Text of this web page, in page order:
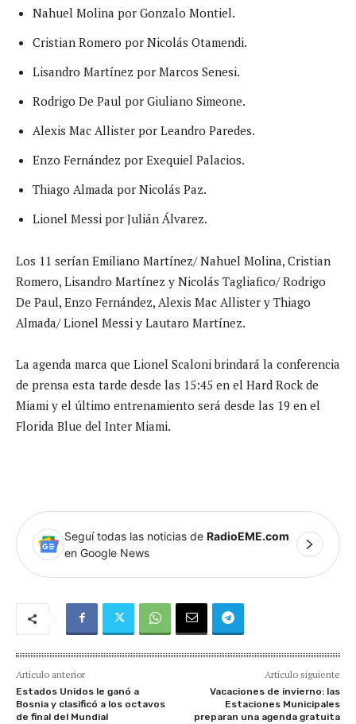
Nahuel Molina por Gonzalo Montiel.
Cristian Romero por Nicolás Otamendi.
Lisandro Martínez por Marcos Senesi.
Rodrigo De Paul por Giuliano Simeone.
Alexis Mac Allister por Leandro Paredes.
Enzo Fernández por Exequiel Palacios.
Thiago Almada por Nicolás Paz.
Lionel Messi por Julián Álvarez.
Los 11 serían Emiliano Martínez/ Nahuel Molina, Cristian
Romero, Lisandro Martínez y Nicolás Tagliafico/ Rodrigo
De Paul, Enzo Fernández, Alexis Mac Allister y Thiago
Almada/ Lionel Messi y Lautaro Martínez.
La agenda marca que Lionel Scaloni brindará la conferencia
de prensa esta tarde desde las 15:45 en el Hard Rock de
Miami y el último entrenamiento será desde las 19 en el
Florida Blue del Inter Miami.
Seguí todas las noticias de RadioEME.com
en Google News
Artículo anterior
Estados Unidos le ganó a
Bosnia y clasificó a los octavos
de final del Mundial
Artículo siguiente
Vacaciones de invierno: las
Estaciones Municipales
preparan una agenda gratuita